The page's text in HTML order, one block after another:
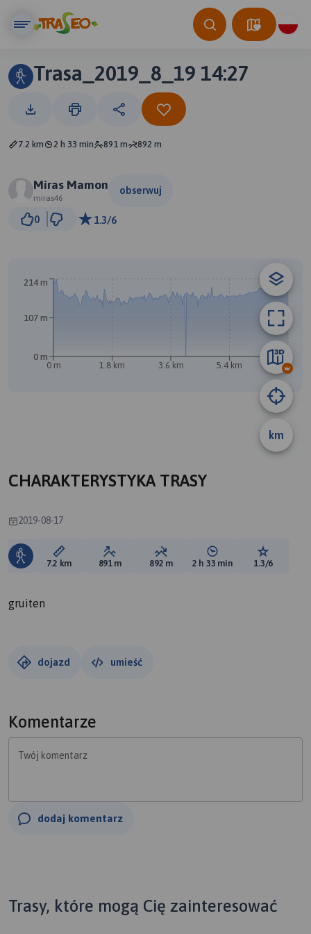
Trasa_2019_8_19 14:27
7.2 km 2 h 33 min 891 m 892 m
Miras Mamon
miras46
obserwuj
0 1.3/6
km
0 m 1.8 km 3.6 km 5.4 km 7.2 km
0 m
107 m
214 m
CHARAKTERYSTYKA TRASY
2019-08-17
Długość trasy:
7.2 km Suma przewyższeń:
891 m Suma spadków:
892 m Średni czas potrzebny
2 h 33 min Ocena
1.3/6
gruiten
dojazd umieść
Komentarze
Twój komentarz
dodaj komentarz
Trasy, które mogą Cię zainteresować